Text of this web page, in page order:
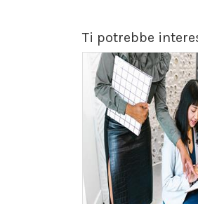
Ti potrebbe